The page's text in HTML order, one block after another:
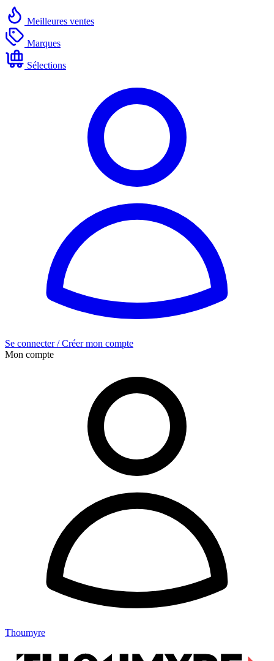
Meilleures ventes
Marques
Sélections
Se connecter / Créer mon compte
Mon compte
Thoumyre